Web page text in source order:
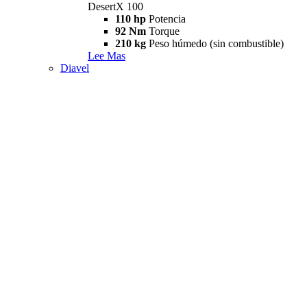
DesertX 100
110 hp Potencia
92 Nm Torque
210 kg Peso húmedo (sin combustible)
Lee Mas
Diavel